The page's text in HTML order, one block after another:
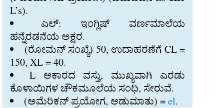
L’s).
ಎಲ್‍: ಇಂಗ್ಲಿಷ್‍ ವರ್ಣಮಾಲೆಯ
ಹನ್ನೆರಡನೆಯ ಅಕ್ಷರ.
(ರೋಮನ್‍ ಸಂಖ್ಯೆ) 50, ಉದಾಹರಣೆಗೆ CL =
150, XL = 40.
L ಆಕಾರದ ವಸ್ತು, ಮುಖ್ಯವಾಗಿ ಎರಡು
ಕೊಳಾಯಿಗಳ ಚೌಕಮೂಲೆಯ ಸಂಧಿ, ಸೇರುವೆ.
(ಅಮೆರಿಕನ್‍ ಪ್ರಯೋಗ, ಆಡುಮಾತು) =el.